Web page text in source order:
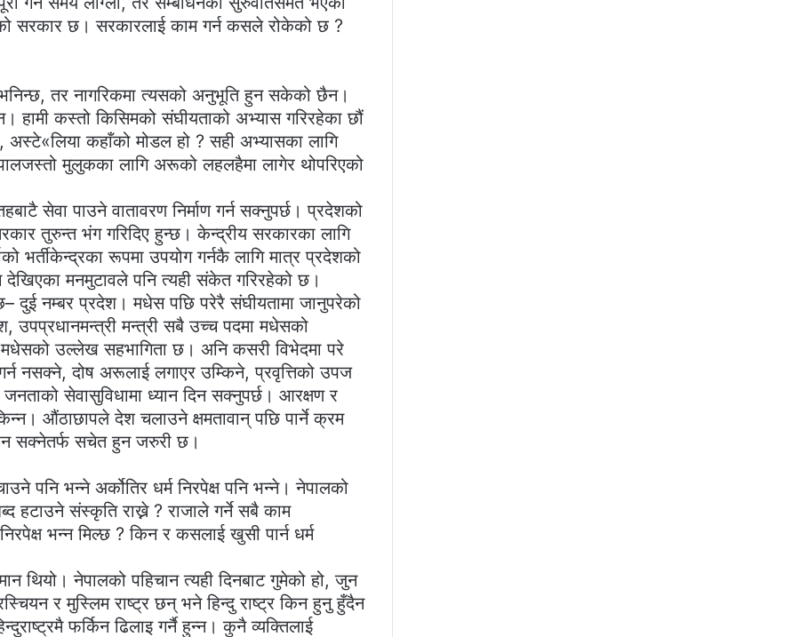
सरकार छ। सरकारलाई काम गर्न कसले रोकेको छ ?
भनिन्छ, तर नागरिकमा त्यसको अनुभूति हुन सकेको छैन।
हामी कस्तो किसिमको संघीयताको अभ्यास गरिरहेका छौं
कहाँको मोडल हो ? सही अभ्यासका लागि
मुलुकका लागि अरूको लहलहैमा लागेर थोपरिएको
सेवा पाउने वातावरण निर्माण गर्न सक्नुपर्छ। प्रदेशको
तुरुन्त भंग गरिदिए हुन्छ। केन्द्रीय सरकारका लागि
भर्तीकेन्द्रका रूपमा उपयोग गर्नकै लागि मात्र प्रदेशको
मनमुटावले पनि त्यही संकेत गरिरहेको छ।
दुई नम्बर प्रदेश। मधेस पछि परेरै संघीयतामा जानुपरेको
उपप्रधानमन्त्री मन्त्री सबै उच्च पदमा मधेसको
उल्लेख सहभागिता छ। अनि कसरी विभेदमा परे
नसक्ने, दोष अरूलाई लगाएर उम्किने, प्रवृत्तिको उपज
सेवासुविधामा ध्यान दिन सक्नुपर्छ। आरक्षण र
औंठाछापले देश चलाउने क्षमतावान् पछि पार्ने क्रम
सक्नेतर्फ सचेत हुन जरुरी छ।
पनि भन्ने अर्कोतिर धर्म निरपेक्ष पनि भन्ने। नेपालको
हटाउने संस्कृति राख्ने ? राजाले गर्ने सबै काम
भन्न मिल्छ ? किन र कसलाई खुसी पार्न धर्म
थियो। नेपालको पहिचान त्यही दिनबाट गुमेको हो, जुन
र मुस्लिम राष्ट्र छन् भने हिन्दु राष्ट्र किन हुनु हुँदैन
फर्किन ढिलाइ गर्नै हुन्न। कुनै व्यक्तिलाई